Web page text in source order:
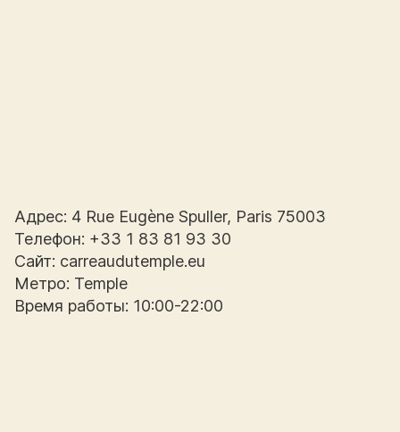
Адрес: 4 Rue Eugène Spuller, Paris 75003
Телефон: +33 1 83 81 93 30
Сайт: carreaudutemple.eu
Метро: Temple
Время работы: 10:00-22:00